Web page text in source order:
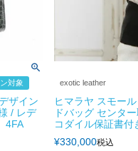
対象
ザイン
/ レデ
4FA
exotic leather
ヒマラヤ スモー
ドバッグ センタ
コダイル保証書付
¥330,000税込